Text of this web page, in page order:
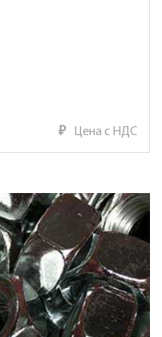
₽ Цена с НДС